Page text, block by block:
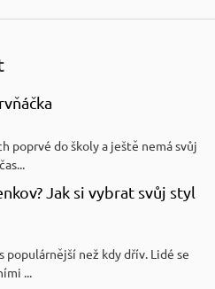
poprvé do školy a ještě nemá svůj
Jak si vybrat svůj styl
populárnější než kdy dřív. Lidé se
...